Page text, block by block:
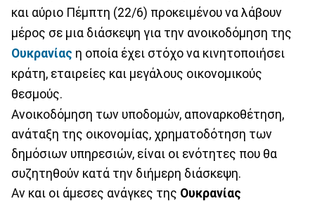
και αύριο Πέμπτη (22/6) προκειμένου να λάβουν
μέρος σε μια διάσκεψη για την ανοικοδόμηση της
Ουκρανίας η οποία έχει στόχο να κινητοποιήσει
κράτη, εταιρείες και μεγάλους οικονομικούς
θεσμούς.
Ανοικοδόμηση των υποδομών, αποναρκοθέτηση,
ανάταξη της οικονομίας, χρηματοδότηση των
δημόσιων υπηρεσιών, είναι οι ενότητες που θα
συζητηθούν κατά την διήμερη διάσκεψη.
Αν και οι άμεσες ανάγκες της Ουκρανίας